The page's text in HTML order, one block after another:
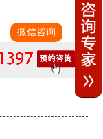
微信咨询